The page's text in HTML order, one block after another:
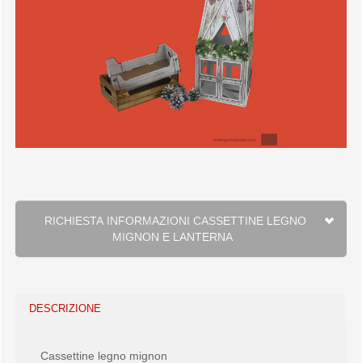
RICHIESTA INFORMAZIONI CASSETTINE LEGNO
MIGNON E LANTERNA
DESCRIZIONE
Cassettine legno mignon